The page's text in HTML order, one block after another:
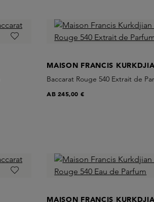
MAISON FRANCIS
Baccarat Rouge 540 Extrait de
AB245,00 €
MAISON FRANCIS